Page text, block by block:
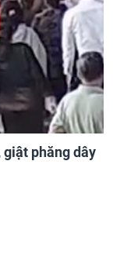
phăng dây